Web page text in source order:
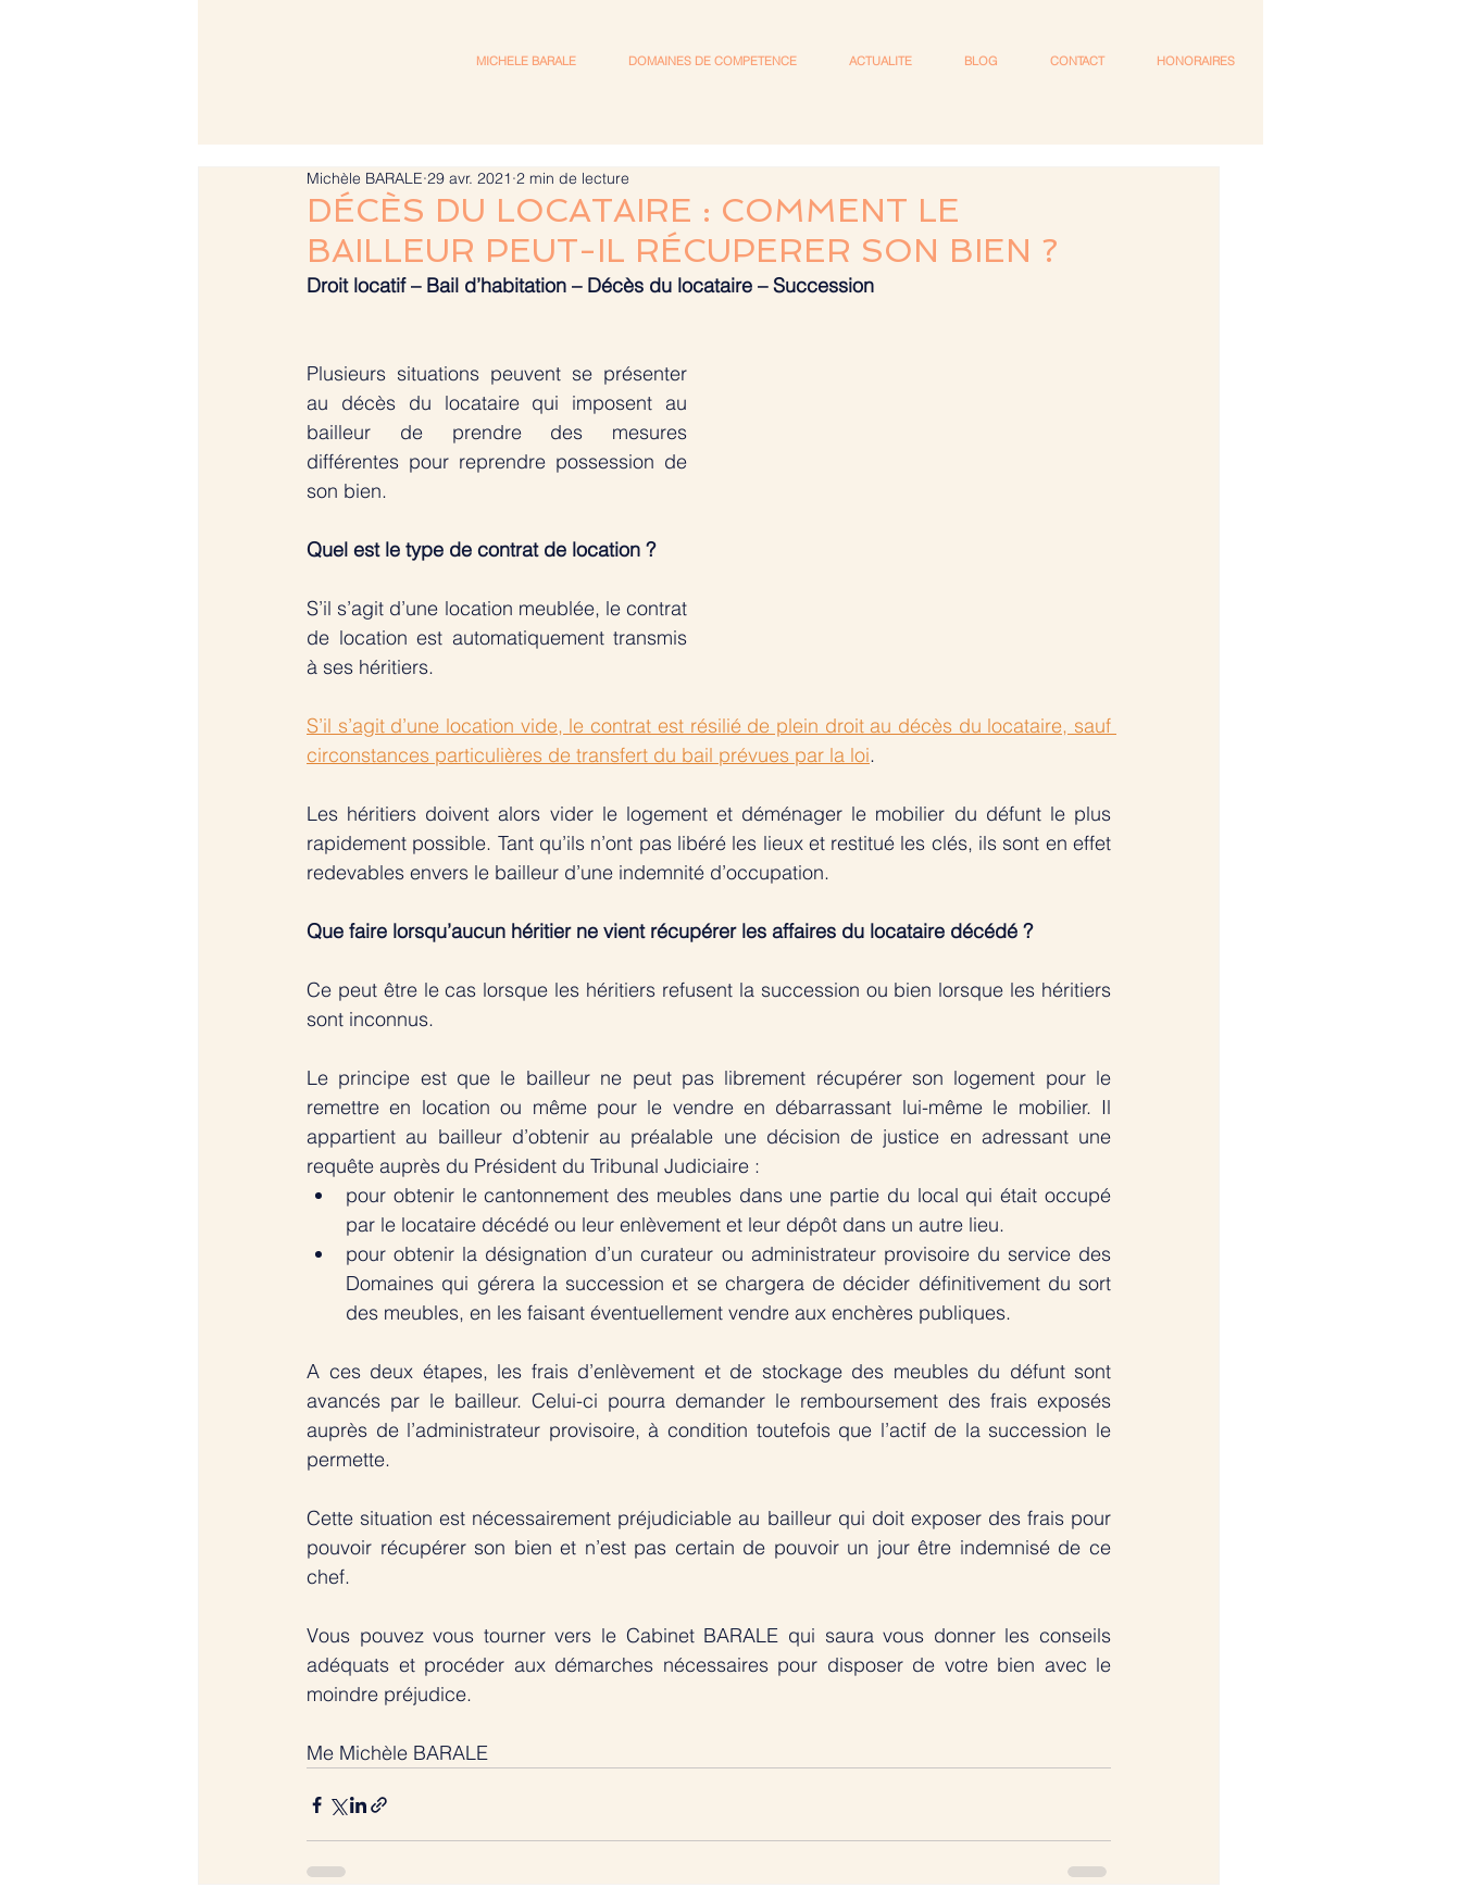
MICHELE BARALE DOMAINES DE COMPETENCE ACTUALITE BLOG CONTACT HONORAIRES
DÉCÈS DU LOCATAIRE : COMMENT LE
BAILLEUR PEUT-IL RÉCUPERER SON BIEN ?
Michèle BARALE 29 avr. 2021 2 min de lecture
Droit locatif – Bail d’habitation – Décès du locataire – Succession
Plusieurs situations peuvent se présenter
au décès du locataire qui imposent au
bailleur de prendre des mesures
différentes pour reprendre possession de
son bien.
Quel est le type de contrat de location ?
S’il s’agit d’une location meublée, le contrat
de location est automatiquement transmis
à ses héritiers.
S’il s’agit d’une location vide, le contrat est résilié de plein droit au décès du locataire, sauf
circonstances particulières de transfert du bail prévues par la loi.
Les héritiers doivent alors vider le logement et déménager le mobilier du défunt le plus
rapidement possible. Tant qu’ils n’ont pas libéré les lieux et restitué les clés, ils sont en effet
redevables envers le bailleur d’une indemnité d’occupation.
Que faire lorsqu’aucun héritier ne vient récupérer les affaires du locataire décédé ?
Ce peut être le cas lorsque les héritiers refusent la succession ou bien lorsque les héritiers
sont inconnus.
Le principe est que le bailleur ne peut pas librement récupérer son logement pour le
remettre en location ou même pour le vendre en débarrassant lui-même le mobilier. Il
appartient au bailleur d’obtenir au préalable une décision de justice en adressant une
requête auprès du Président du Tribunal Judiciaire :
pour obtenir le cantonnement des meubles dans une partie du local qui était occupé
par le locataire décédé ou leur enlèvement et leur dépôt dans un autre lieu.
pour obtenir la désignation d’un curateur ou administrateur provisoire du service des
Domaines qui gérera la succession et se chargera de décider définitivement du sort
des meubles, en les faisant éventuellement vendre aux enchères publiques.
A ces deux étapes, les frais d’enlèvement et de stockage des meubles du défunt sont
avancés par le bailleur. Celui-ci pourra demander le remboursement des frais exposés
auprès de l’administrateur provisoire, à condition toutefois que l’actif de la succession le
permette.
Cette situation est nécessairement préjudiciable au bailleur qui doit exposer des frais pour
pouvoir récupérer son bien et n’est pas certain de pouvoir un jour être indemnisé de ce
chef.
​Vous pouvez vous tourner vers le Cabinet BARALE qui saura vous donner les conseils
adéquats et procéder aux démarches nécessaires pour disposer de votre bien avec le
moindre préjudice.
Me Michèle BARALE